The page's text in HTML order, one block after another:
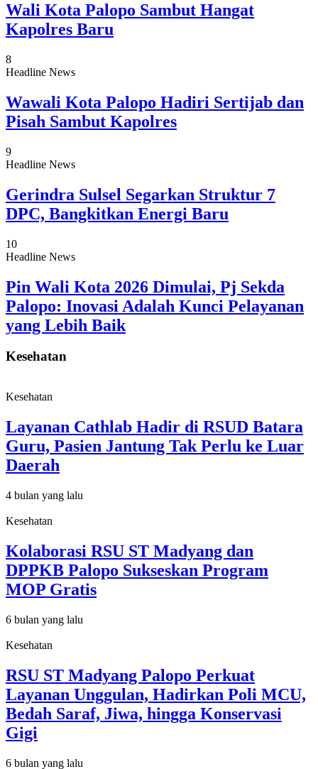
Wali Kota Palopo Sambut Hangat
Kapolres Baru
8
Headline News
Wawali Kota Palopo Hadiri Sertijab dan
Pisah Sambut Kapolres
9
Headline News
Gerindra Sulsel Segarkan Struktur 7
DPC, Bangkitkan Energi Baru
10
Headline News
Pin Wali Kota 2026 Dimulai, Pj Sekda
Palopo: Inovasi Adalah Kunci Pelayanan
yang Lebih Baik
Kesehatan
Kesehatan
Layanan Cathlab Hadir di RSUD Batara
Guru, Pasien Jantung Tak Perlu ke Luar
Daerah
4 bulan yang lalu
Kesehatan
Kolaborasi RSU ST Madyang dan
DPPKB Palopo Sukseskan Program
MOP Gratis
6 bulan yang lalu
Kesehatan
RSU ST Madyang Palopo Perkuat
Layanan Unggulan, Hadirkan Poli MCU,
Bedah Saraf, Jiwa, hingga Konservasi
Gigi
6 bulan yang lalu